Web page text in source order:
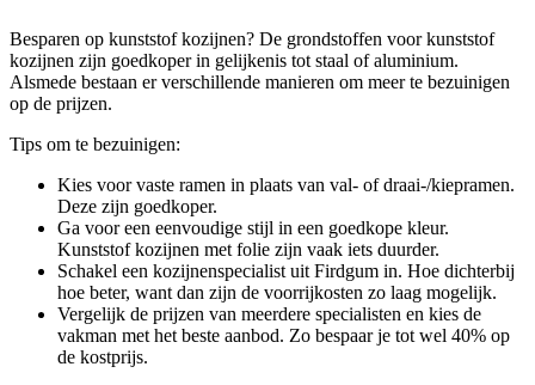
Besparen op kunststof kozijnen? De grondstoffen voor kunststof
kozijnen zijn goedkoper in gelijkenis tot staal of aluminium.
Alsmede bestaan er verschillende manieren om meer te bezuinigen
op de prijzen.
Tips om te bezuinigen:
Kies voor vaste ramen in plaats van val- of draai-/kiepramen.
Deze zijn goedkoper.
Ga voor een eenvoudige stijl in een goedkope kleur.
Kunststof kozijnen met folie zijn vaak iets duurder.
Schakel een kozijnenspecialist uit Firdgum in. Hoe dichterbij
hoe beter, want dan zijn de voorrijkosten zo laag mogelijk.
Vergelijk de prijzen van meerdere specialisten en kies de
vakman met het beste aanbod. Zo bespaar je tot wel 40% op
de kostprijs.